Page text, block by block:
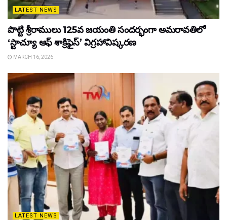
LATEST NEWS
పొట్టి శ్రీరాములు 125వ జయంతి సందర్భంగా అమరావతిలో
‘స్టాచ్యూ ఆఫ్ శాక్రిఫైస్’ విగ్రహావిష్కరణ
MARCH 16, 2026
LATEST NEWS